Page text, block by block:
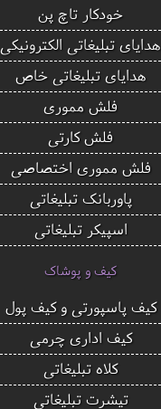
خودکار تاچ پن
هدایای تبلیغاتی الکترونیکی
هدایای تبلیغاتی خاص
فلش مموری
فلش کارتی
فلش مموری اختصاصی
پاوربانک تبلیغاتی
اسپیکر تبلیغاتی
کیف و پوشاک
کیف پاسپورتی و کیف پول
کیف اداری چرمی
کلاه تبلیغاتی
تیشرت تبلیغاتی